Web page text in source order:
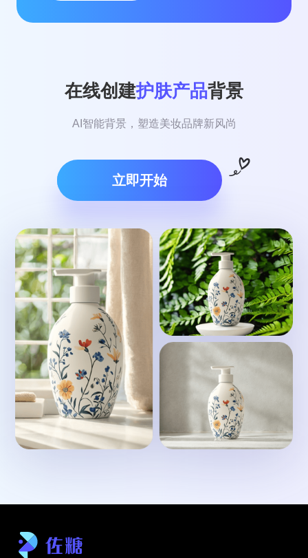
在线创建护肤产品背景
AI智能背景，塑造美妆品牌新风尚
立即开始